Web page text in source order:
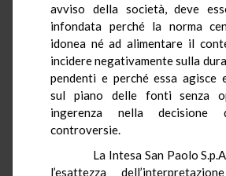
avviso della società, deve
infondata perché la norma
idonea né ad alimentare il
incidere negativamente sulla
pendenti e perché essa agisce
sul piano delle fonti senza
ingerenza nella decisione
controversie.
La Intesa San Paolo
l’esattezza